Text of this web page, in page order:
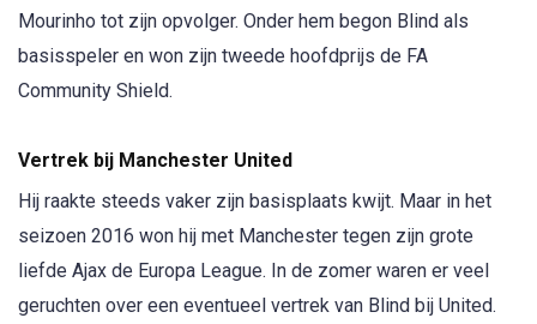
Mourinho tot zijn opvolger. Onder hem begon Blind als
basisspeler en won zijn tweede hoofdprijs de FA
Community Shield.
Vertrek bij Manchester United
Hij raakte steeds vaker zijn basisplaats kwijt. Maar in het
seizoen 2016 won hij met Manchester tegen zijn grote
liefde Ajax de Europa League. In de zomer waren er veel
geruchten over een eventueel vertrek van Blind bij United.